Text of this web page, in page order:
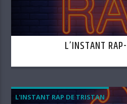
L’INSTANT
L'INSTANT RAP DE TRISTAN